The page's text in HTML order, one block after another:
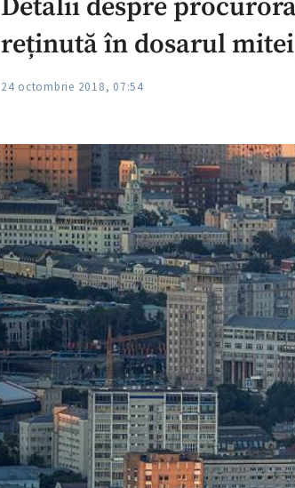
Detalii despre
reținută în dosarul
24 octombrie 2018, 07:54